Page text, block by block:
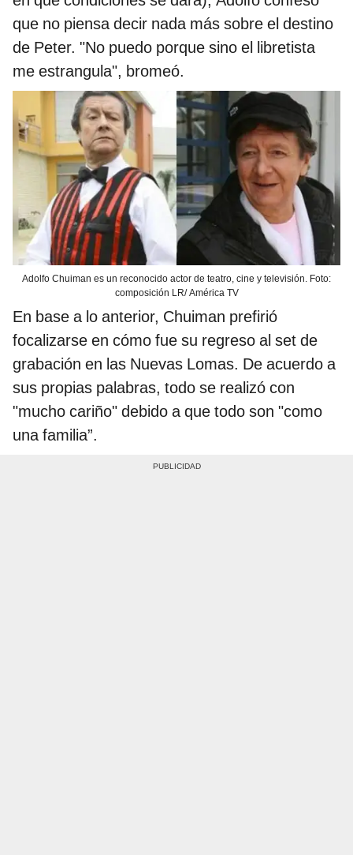
que no piensa decir nada más sobre el destino
de Peter. "No puedo porque sino el libretista
me estrangula", bromeó.
Adolfo Chuiman es un reconocido actor de teatro, cine y televisión. Foto:
composición LR/ América TV
En base a lo anterior, Chuiman prefirió
focalizarse en cómo fue su regreso al set de
grabación en las Nuevas Lomas. De acuerdo a
sus propias palabras, todo se realizó con
"mucho cariño" debido a que todo son "como
una familia”.